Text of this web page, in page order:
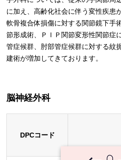
に加え、高齢化社会に伴う変性疾患
軟骨複合体損傷に対する関節鏡下手
節形成術、ＰＩＰ関節変形性関節症
管症候群、肘部管症候群に対する紋
建術が増加してきております。
脳神経外科
DPCコード